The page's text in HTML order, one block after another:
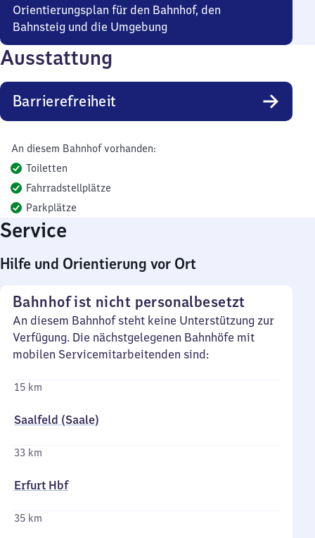
Orientierungsplan für den Bahnhof, den
Bahnsteig und die Umgebung
Ausstattung
Barrierefreiheit
An diesem Bahnhof vorhanden:
Toiletten
Fahrradstellplätze
Parkplätze
Service
Hilfe und Orientierung vor Ort
Bahnhof ist nicht personalbesetzt
An diesem Bahnhof steht keine Unterstützung zur
Verfügung. Die nächstgelegenen Bahnhöfe mit
mobilen Servicemitarbeitenden sind:
15 km
Saalfeld (Saale)
33 km
Erfurt Hbf
35 km